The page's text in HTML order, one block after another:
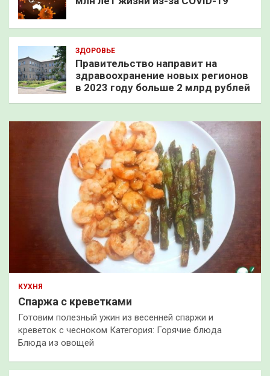
ЗДОРОВЬЕ
Правительство направит на
здравоохранение новых регионов
в 2023 году больше 2 млрд рублей
КУХНЯ
Спаржа с креветками
Готовим полезный ужин из весенней спаржи и
креветок с чесноком Категория: Горячие блюда
Блюда из овощей